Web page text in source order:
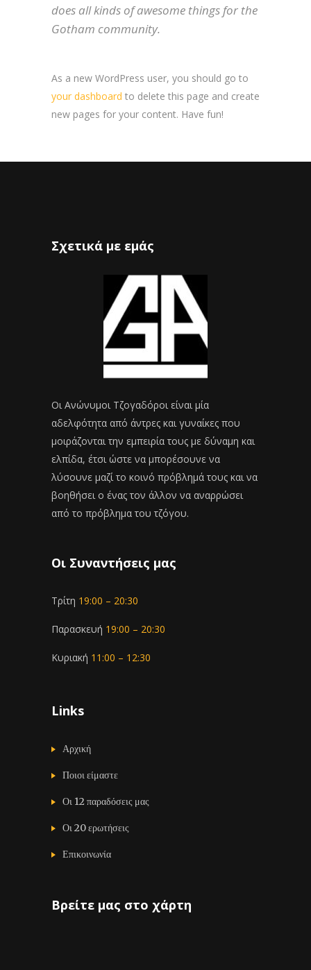
does all kinds of awesome things for the
Gotham community.
As a new WordPress user, you should go to
your dashboard to delete this page and create
new pages for your content. Have fun!
Σχετικά με εμάς
Οι Ανώνυμοι Τζογαδόροι είναι μία
αδελφότητα από άντρες και γυναίκες που
μοιράζονται την εμπειρία τους με δύναμη και
ελπίδα, έτσι ώστε να μπορέσουνε να
λύσουνε μαζί το κοινό πρόβλημά τους και να
βοηθήσει ο ένας τον άλλον να αναρρώσει
από το πρόβλημα του τζόγου.
Οι Συναντήσεις μας
Τρίτη 19:00 – 20:30
Παρασκευή 19:00 – 20:30
Κυριακή 11:00 – 12:30
Links
Αρχική
Ποιοι είμαστε
Οι 12 παραδόσεις μας
Οι 20 ερωτήσεις
Επικοινωνία
Βρείτε μας στο χάρτη